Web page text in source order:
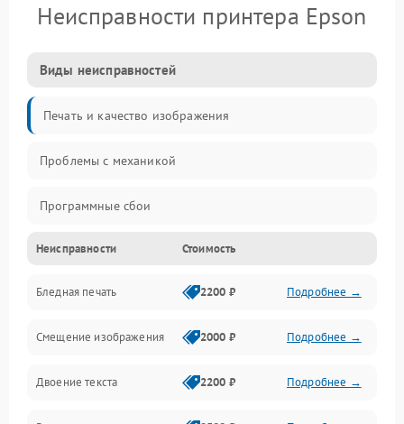
Неисправности принтера Epson
Виды неисправностей
Печать и качество изображения
Проблемы с механикой
Программные сбои
Программные ошибки
Картриджи и расходники
Механика и узлы
Подключение и интерфейсы
Неисправности Стоимость
Бледная печать 2200 ₽ Подробнее →
Смещение изображения 2000 ₽ Подробнее →
Двоение текста 2200 ₽ Подробнее →